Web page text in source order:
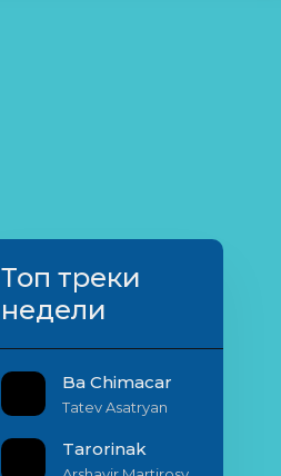
Топ треки
недели
Ba Chimacar
Tatev Asatryan
Tarorinak